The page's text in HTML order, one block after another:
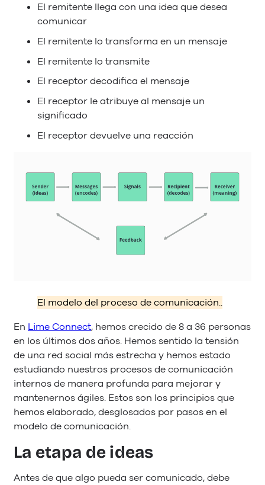
El remitente llega con una idea que desea
comunicar
El remitente lo transforma en un mensaje
El remitente lo transmite
El receptor decodifica el mensaje
El receptor le atribuye al mensaje un
significado
El receptor devuelve una reacción
El modelo del proceso de comunicación..
En Lime Connect, hemos crecido de 8 a 36 personas
en los últimos dos años. Hemos sentido la tensión
de una red social más estrecha y hemos estado
estudiando nuestros procesos de comunicación
internos de manera profunda para mejorar y
mantenernos ágiles. Estos son los principios que
hemos elaborado, desglosados por pasos en el
modelo de comunicación.
La etapa de ideas
Antes de que algo pueda ser comunicado, debe